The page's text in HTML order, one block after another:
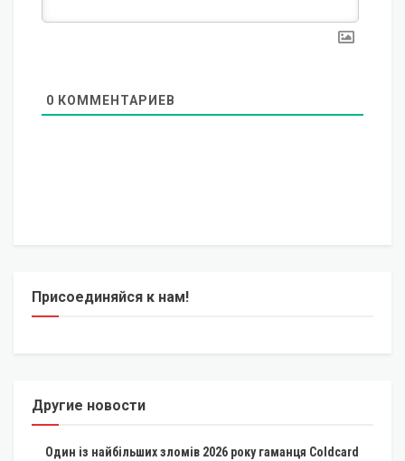
0 КОММЕНТАРИЕВ
Присоединяйся к нам!
Другие новости
Один із найбільших зломів 2026 року гаманця Coldcard